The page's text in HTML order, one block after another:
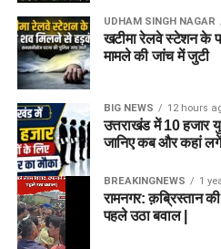
UDHAM SINGH NAGAR
खटीमा रेलवे स्टेशन के
मामले की जांच में जुटी
BIG NEWS 12 hours
उत्तराखंड में 10 हजार
जानिए कब और कहां
BREAKINGNEWS 1
रामनगर: क़ब्रिस्तान
पहले उठा बवाल |